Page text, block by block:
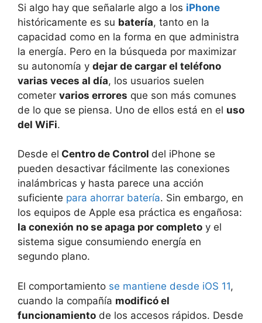
Si algo hay que señalarle algo a los iPhone
históricamente es su batería, tanto en la
capacidad como en la forma en que administra
la energía. Pero en la búsqueda por maximizar
su autonomía y dejar de cargar el teléfono
varias veces al día, los usuarios suelen
cometer varios errores que son más comunes
de lo que se piensa. Uno de ellos está en el uso
del WiFi.
Desde el Centro de Control del iPhone se
pueden desactivar fácilmente las conexiones
inalámbricas y hasta parece una acción
suficiente para ahorrar batería. Sin embargo, en
los equipos de Apple esa práctica es engañosa:
la conexión no se apaga por completo y el
sistema sigue consumiendo energía en
segundo plano.
El comportamiento se mantiene desde iOS 11,
cuando la compañía modificó el
funcionamiento de los accesos rápidos. Desde